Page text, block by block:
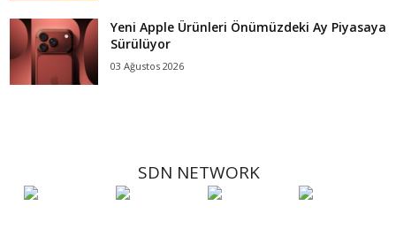
Yeni Apple Ürünleri Önümüzdeki Ay Piyasaya
Sürülüyor
03 Ağustos 2026
SDN NETWORK